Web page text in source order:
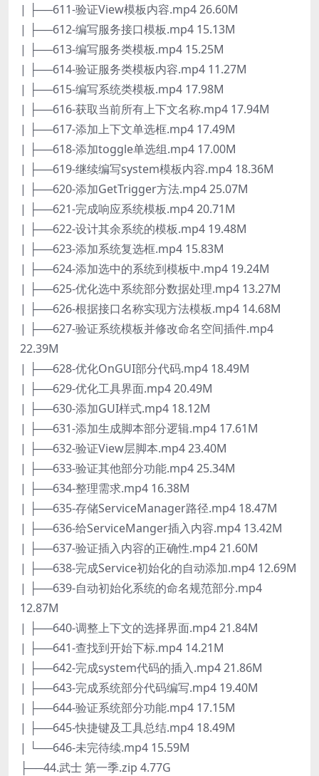
| ├──611-验证View模板内容.mp4 26.60M
| ├──612-编写服务接口模板.mp4 15.13M
| ├──613-编写服务类模板.mp4 15.25M
| ├──614-验证服务类模板内容.mp4 11.27M
| ├──615-编写系统类模板.mp4 17.98M
| ├──616-获取当前所有上下文名称.mp4 17.94M
| ├──617-添加上下文单选框.mp4 17.49M
| ├──618-添加toggle单选组.mp4 17.00M
| ├──619-继续编写system模板内容.mp4 18.36M
| ├──620-添加GetTrigger方法.mp4 25.07M
| ├──621-完成响应系统模板.mp4 20.71M
| ├──622-设计其余系统的模板.mp4 19.48M
| ├──623-添加系统复选框.mp4 15.83M
| ├──624-添加选中的系统到模板中.mp4 19.24M
| ├──625-优化选中系统部分数据处理.mp4 13.27M
| ├──626-根据接口名称实现方法模板.mp4 14.68M
| ├──627-验证系统模板并修改命名空间插件.mp4
22.39M
| ├──628-优化OnGUI部分代码.mp4 18.49M
| ├──629-优化工具界面.mp4 20.49M
| ├──630-添加GUI样式.mp4 18.12M
| ├──631-添加生成脚本部分逻辑.mp4 17.61M
| ├──632-验证View层脚本.mp4 23.40M
| ├──633-验证其他部分功能.mp4 25.34M
| ├──634-整理需求.mp4 16.38M
| ├──635-存储ServiceManager路径.mp4 18.47M
| ├──636-给ServiceManger插入内容.mp4 13.42M
| ├──637-验证插入内容的正确性.mp4 21.60M
| ├──638-完成Service初始化的自动添加.mp4 12.69M
| ├──639-自动初始化系统的命名规范部分.mp4
12.87M
| ├──640-调整上下文的选择界面.mp4 21.84M
| ├──641-查找到开始下标.mp4 14.21M
| ├──642-完成system代码的插入.mp4 21.86M
| ├──643-完成系统部分代码编写.mp4 19.40M
| ├──644-验证系统部分功能.mp4 17.15M
| ├──645-快捷键及工具总结.mp4 18.49M
| └──646-未完待续.mp4 15.59M
├──44.武士 第一季.zip 4.77G